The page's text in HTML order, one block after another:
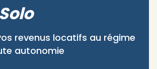
revenus locatifs au régime
autonomie